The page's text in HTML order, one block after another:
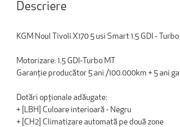
Descriere
KGM Noul Tivoli X170 5 usi Smart 1.5 GDI -
Motorizare: 1.5 GDI-Turbo MT
Garanție producător 5 ani /100.000km + 5 ani
Dotări opționale adăugate:
+ [LBH] Culoare interioară - Negru
+ [CH2] Climatizare automată pe două zone